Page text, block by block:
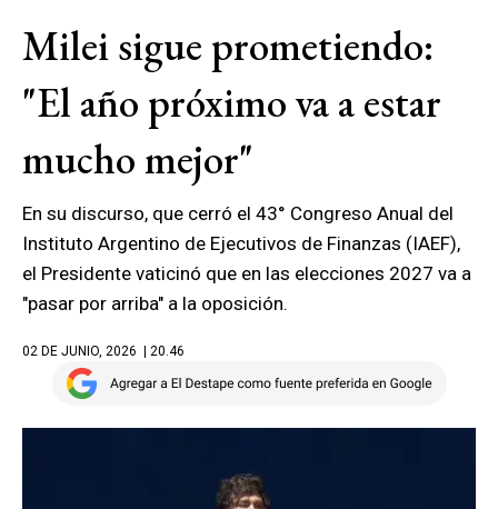
Milei sigue prometiendo:
"El año próximo va a estar
mucho mejor"
En su discurso, que cerró el 43° Congreso Anual del
Instituto Argentino de Ejecutivos de Finanzas (IAEF),
el Presidente vaticinó que en las elecciones 2027 va a
"pasar por arriba" a la oposición.
02 DE JUNIO, 2026 | 20.46